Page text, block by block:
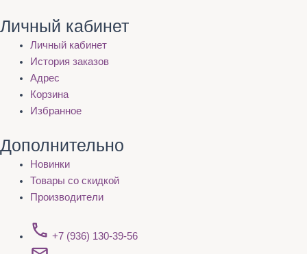
Личный кабинет
Личный кабинет
История заказов
Адрес
Корзина
Избранное
Дополнительно
Новинки
Товары со скидкой
Производители
+7 (936) 130-39-56